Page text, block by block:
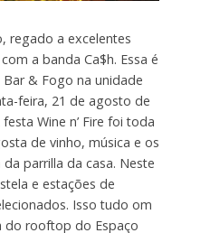
regado a excelentes
a banda Ca$h. Essa é
& Fogo na unidade
feira, 21 de agosto de
Wine n’ Fire foi toda
de vinho, música e os
parrilla da casa. Neste
e estações de
Isso tudo om
do rooftop do Espaço